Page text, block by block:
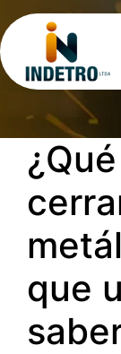
BLOG
que